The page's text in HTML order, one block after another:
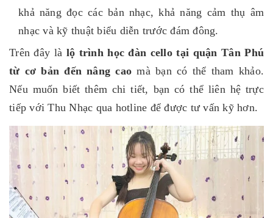
khả năng đọc các bản nhạc, khả năng cảm thụ âm
nhạc và kỹ thuật biểu diễn trước đám đông.
Trên đây là lộ trình học đàn cello tại quận Tân Phú
từ cơ bản đến nâng caomà bạn có thể tham khảo.
Nếu muốn biết thêm chi tiết, bạn có thể liên hệ trực
tiếp với Thu Nhạc qua hotline để được tư vấn kỹ hơn.